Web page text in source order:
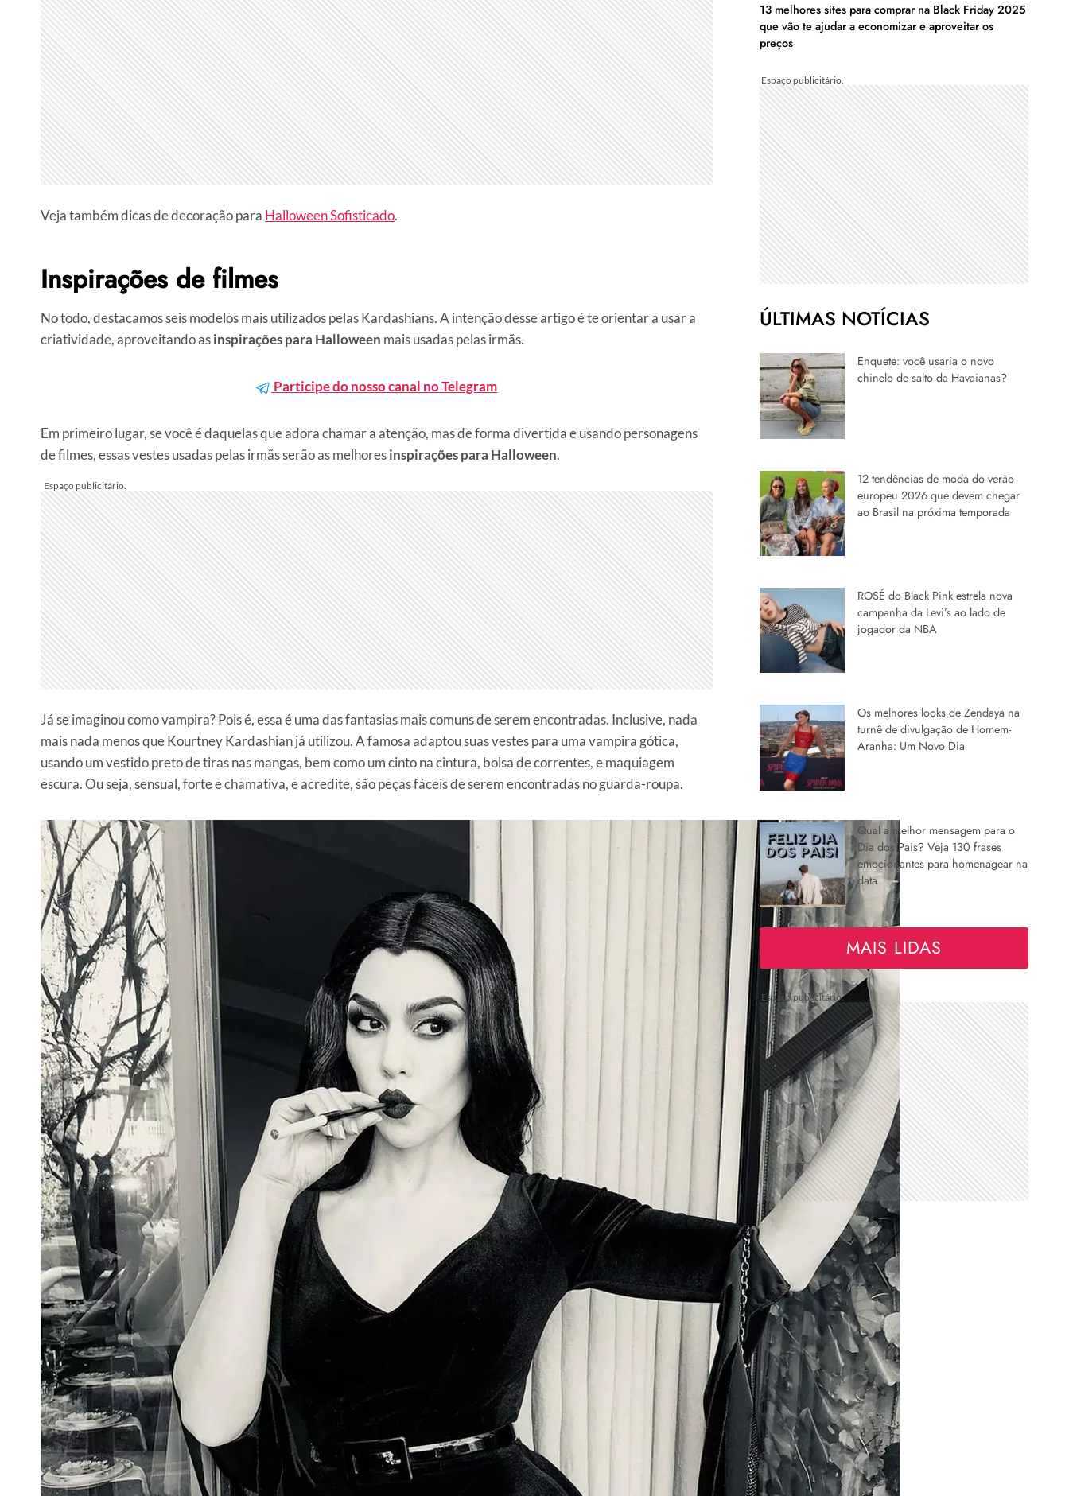
Veja também dicas de decoração para Halloween Sofisticado.
Inspirações de filmes
No todo, destacamos seis modelos mais utilizados pelas Kardashians. A intenção desse artigo é te orientar a usar a
criatividade, aproveitando asinspirações para Halloween mais usadas pelas irmãs.
Participe do nosso canal no Telegram
Em primeiro lugar, se você é daquelas que adora chamar a atenção, mas de forma divertida e usando personagens
de filmes, essas vestes usadas pelas irmãs serão as melhoresinspirações para Halloween.
Já se imaginou como vampira? Pois é, essa é uma das fantasias mais comuns de serem encontradas. Inclusive, nada
mais nada menos que Kourtney Kardashian já utilizou. A famosa adaptou suas vestes para uma vampira gótica,
usando um vestido preto de tiras nas mangas, bem como um cinto na cintura, bolsa de correntes, e maquiagem
escura. Ou seja, sensual, forte e chamativa, e acredite, são peças fáceis de serem encontradas no guarda-roupa.
13 melhores sites para comprar na Black Friday 2025
que vão te ajudar a economizar e aproveitar os
preços
ÚLTIMAS NOTÍCIAS
Enquete: você usaria o novo
chinelo de salto da Havaianas?
12 tendências de moda do verão
europeu 2026 que devem chegar
ao Brasil na próxima temporada
ROSÉ do Black Pink estrela nova
campanha da Levi’s ao lado de
jogador da NBA
Os melhores looks de Zendaya na
turnê de divulgação de Homem-
Aranha: Um Novo Dia
Qual a melhor mensagem para o
Dia dos Pais? Veja 130 frases
emocionantes para homenagear na
data
MAIS LIDAS